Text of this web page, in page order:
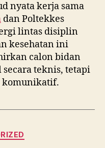
nyata kerja sama
dan Poltekkes
lintas disiplin
kesehatan ini
calon bidan
teknis, tetapi
komunikatif.